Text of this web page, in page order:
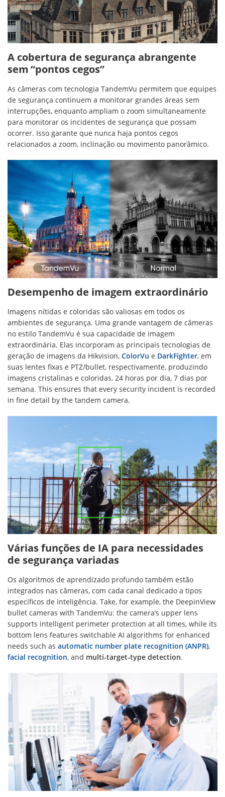
A cobertura de segurança abrangente
sem“pontos cegos”
As câmeras com tecnologia TandemVu permitem que equipes
de segurança continuem a monitorar grandes áreas sem
interrupções, enquanto ampliam o zoom simultaneamente
para monitorar os incidentes de segurança que possam
ocorrer. Isso garante que nunca haja pontos cegos
relacionados a zoom, inclinação ou movimento panorâmico.
Desempenho de imagem extraordinário
Imagens nítidas e coloridas são valiosas em todos os
ambientes de segurança. Uma grande vantagem de câmeras
no estilo TandemVu é sua capacidade de imagem
extraordinária. Elas incorporam as principais tecnologias de
geração de imagens da Hikvision, ColorVu e DarkFighter, em
suas lentes fixas e PTZ/bullet, respectivamente, produzindo
imagens cristalinas e coloridas, 24 horas por dia, 7 dias por
semana. This ensures that every security incident is recorded
in fine detail by the tandem camera.
Várias funções de IA para necessidades
de segurança variadas
Os algoritmos de aprendizado profundo também estão
integrados nas câmeras, com cada canal dedicado a tipos
específicos de inteligência. Take, for example, the DeepinView
bullet cameras with TandemVu: the camera’s upper lens
supports intelligent perimeter protection at all times, while its
bottom lens features switchable AI algorithms for enhanced
needs such as automatic number plate recognition (ANPR),
facial recognition, and multi-target-type detection.